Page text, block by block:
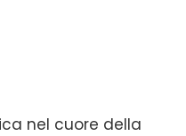
nel cuore della